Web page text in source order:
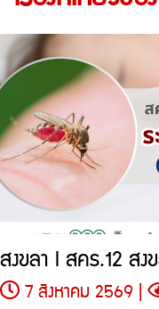
7 สิงหาคม 2569 |